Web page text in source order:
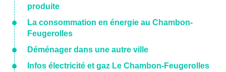
produite
La consommation en énergie au Chambon-
Feugerolles
Déménager dans une autre ville
Infos électricité et gaz Le Chambon-Feugerolles